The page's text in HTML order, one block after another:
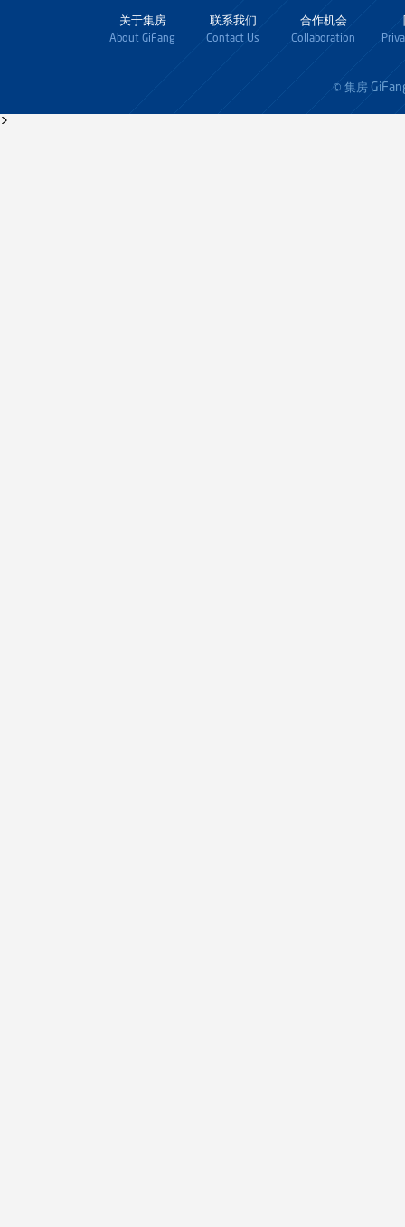
关于集房
About GiFang
联系我们
Contact Us
合作机会
Collaboration
© 集房
>